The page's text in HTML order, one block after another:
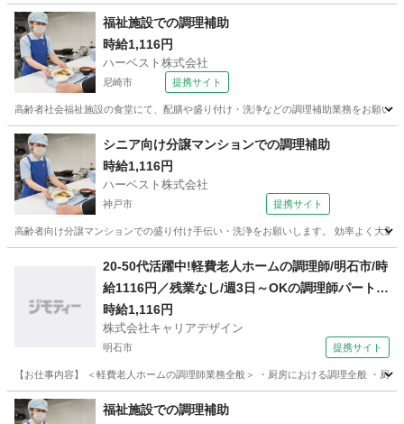
福祉施設での調理補助
時給1,116円
ハーベスト株式会社
尼崎市 提携サイト
高齢者社会福祉施設の食堂にて、配膳や盛り付け・洗浄などの調理補助業務をお願い
兵庫 尼崎市
シニア向け分譲マンションでの調理補助
時給1,116円
ハーベスト株式会社
神戸市 提携サイト
高齢者向け分譲マンションでの盛り付け手伝い・洗浄をお願いします。 効率よく大
その他
20-50代活躍中!軽費老人ホームの調理師/明石市/時
給1116円／残業なし/週3日～OKの調理師パート//
cd001291
時給1,116円
株式会社キャリアデザイン
明石市 提携サイト
【お仕事内容】 ＜軽費老人ホームの調理師業務全般＞ ・厨房における調理全般 ・厨
兵庫 明石市 その他
福祉施設での調理補助